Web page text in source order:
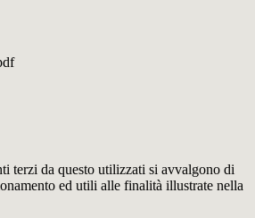
terzi da questo utilizzati si avvalgono di
ed utili alle finalità illustrate nella